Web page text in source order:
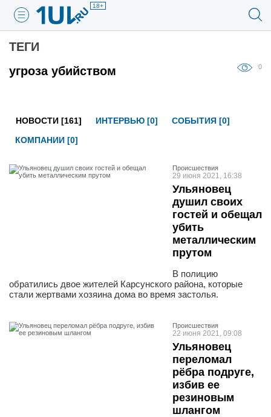
18+
ТЕГИ
угроза убийством
0
НОВОСТИ [161] ИНТЕРВЬЮ [0]
СОБЫТИЯ [0]
КОМПАНИИ [0]
Проиcшествия
29 июня 2021, 16:38
Ульяновец
душил своих
гостей и обещал
убить
металлическим
прутом
В полицию
обратились двое жителей Карсунского района, которые
стали жертвами хозяина дома во время застолья.
Проиcшествия
22 июня 2021, 09:08
Ульяновец
переломал
рёбра подруге,
избив ее
резиновым
шлангом